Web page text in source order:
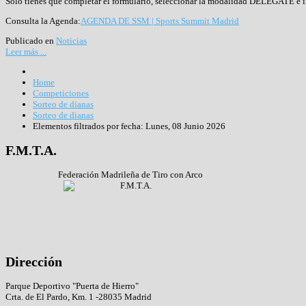
Consulta la Agenda:AGENDA DE SSM | Sports Summit Madrid
Publicado en Noticias
Leer más ...
Home
Competiciones
Sorteo de dianas
Sorteo de dianas
Elementos filtrados por fecha: Lunes, 08 Junio 2026
F.M.T.A.
Federación Madrileña de Tiro con Arco
Dirección
Parque Deportivo "Puerta de Hierro"
Crta. de El Pardo, Km. 1 -28035 Madrid